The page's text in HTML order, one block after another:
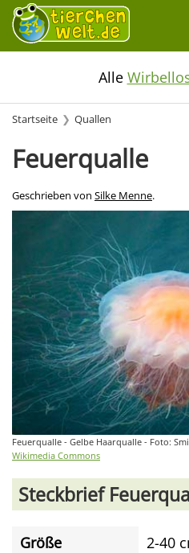
Alle
Startseite Quallen
Feuerqualle
Geschrieben von Silke Menne.
Feuerqualle - Gelbe Haarqualle - Foto:
Wikimedia Commons
Steckbrief
Größe
2-40